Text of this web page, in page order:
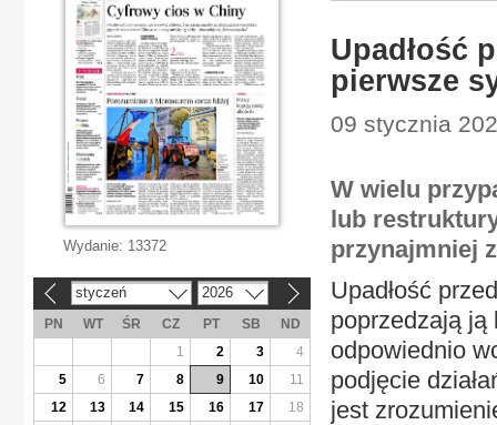
Upadłość
pierwsze
09 stycznia
W wielu
lub
przynajmniej
Upadłość
poprzedzają ją
odpowiednio
podjęcie
jest
Wydanie: 13372
styczeń 2026
PN WT ŚR CZ PT SB
ND
1
2 3
4
5
6 7 8 9 10
11
12
13 14 15 16 17
18